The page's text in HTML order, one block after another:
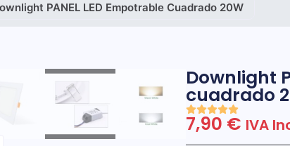
PANEL LED Empotrable Cuadrado 20W
Downlight
cuadrado
7,90 € IVA